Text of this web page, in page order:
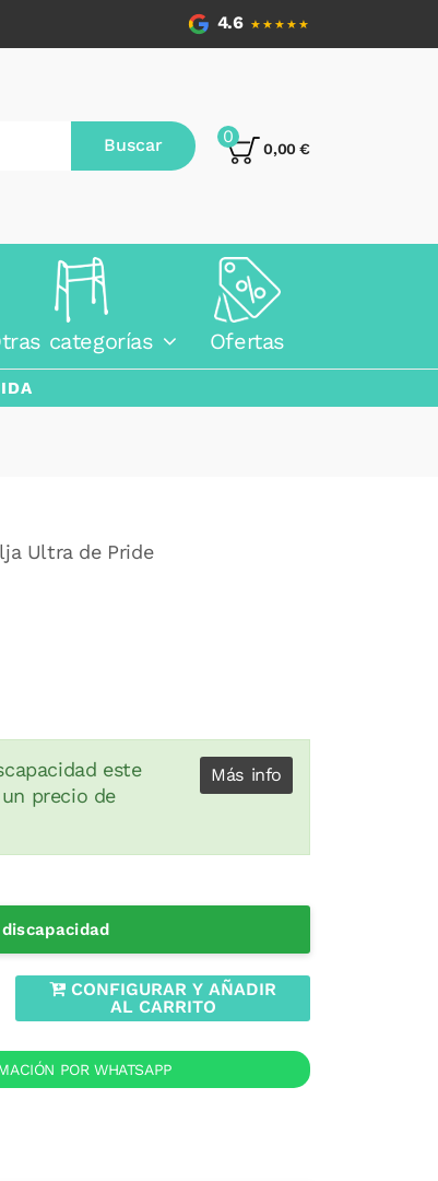
4.6 ★★★★★
Buscar 0,00 €
0
categorías Ofertas
Ultra de Pride
Más info
este
precio de
CONFIGURAR Y AÑADIR
AL CARRITO
POR WHATSAPP